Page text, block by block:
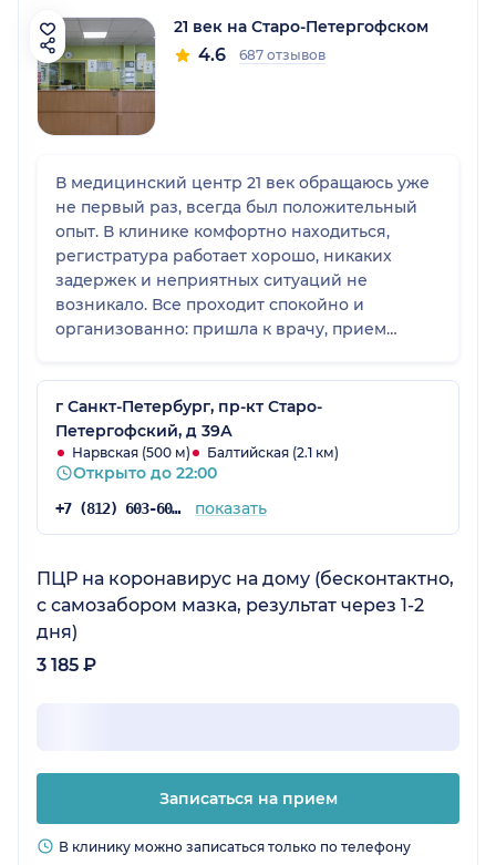
21 век на Старо-Петергофском
4.6 687 отзывов
В медицинский центр 21 век обращаюсь уже
не первый раз, всегда был положительный
опыт. В клинике комфортно находиться,
регистратура работает хорошо, никаких
задержек и неприятных ситуаций не
возникало. Все проходит спокойно и
организованно: пришла к врачу, прием
атмосфера приятная.
г Санкт-Петербург, пр-кт Старо-
Петергофский, д 39А
Нарвская (500 м) Балтийская (2.1 км)
Открыто до 22:00
+7 (812) 603-60-42 показать
ПЦР на коронавирус на дому (бесконтактно,
с самозабором мазка, результат через 1-2
дня)
3 185 ₽
Записаться на прием
В клинику можно записаться только по телефону